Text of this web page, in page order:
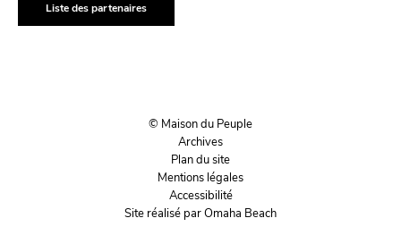
Liste des partenaires
© Maison du Peuple
Archives
Plan du site
Mentions légales
Accessibilité
Site réalisé par Omaha Beach